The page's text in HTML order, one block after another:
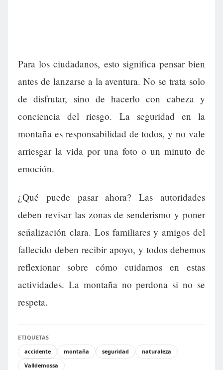
Para los ciudadanos, esto significa pensar bien
antes de lanzarse a la aventura. No se trata solo
de disfrutar, sino de hacerlo con cabeza y
conciencia del riesgo. La seguridad en la
montaña es responsabilidad de todos, y no vale
arriesgar la vida por una foto o un minuto de
emoción.
¿Qué puede pasar ahora? Las autoridades
deben revisar las zonas de senderismo y poner
señalización clara. Los familiares y amigos del
fallecido deben recibir apoyo, y todos debemos
reflexionar sobre cómo cuidarnos en estas
actividades. La montaña no perdona si no se
respeta.
ETIQUETAS
accidente
montaña seguridad
naturaleza
Valldemossa